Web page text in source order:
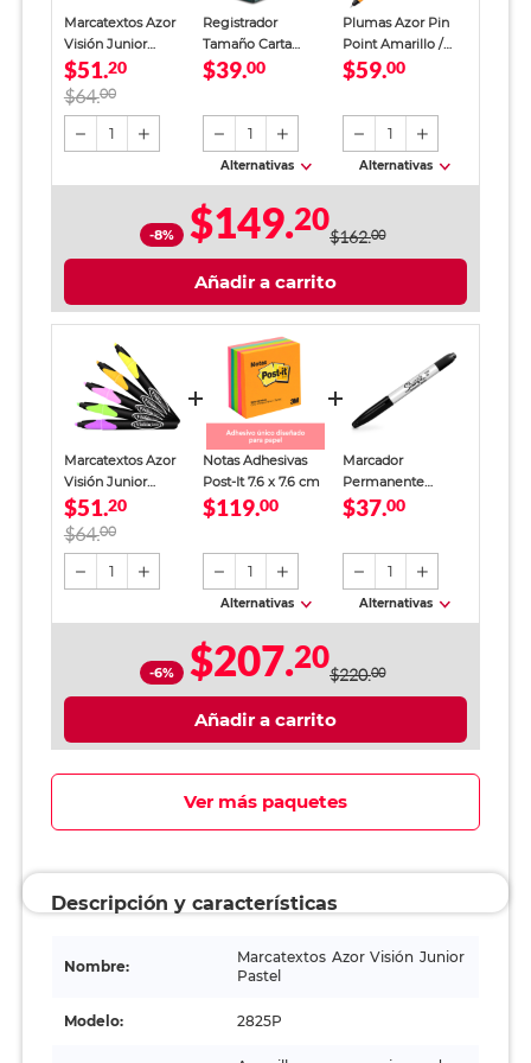
Marcatextos Azor
Visión Junior
Pastel 5 piezas
$51.20
$64.00
1
Registrador
Tamaño Carta
Office Depot
$39.00
1
Alternativas
Plumas Azor Pin
Point Amarillo /
Punto fino / Tinta
$59.00
1
Alternativas
-8% $149.20$162.00
Añadir a carrito
Marcatextos Azor
Visión Junior
Pastel 5 piezas
$51.20
$64.00
1
Notas Adhesivas
Post-It 7.6 x 7.6 cm
$119.00
1
Alternativas
Marcador
Permanente
Sharpie Doble
$37.00
1
Alternativas
-6% $207.20$220.00
Añadir a carrito
Ver más paquetes
Descripción y características
Nombre:
Marcatextos Azor Visión Junior
Pastel
Modelo: 2825P